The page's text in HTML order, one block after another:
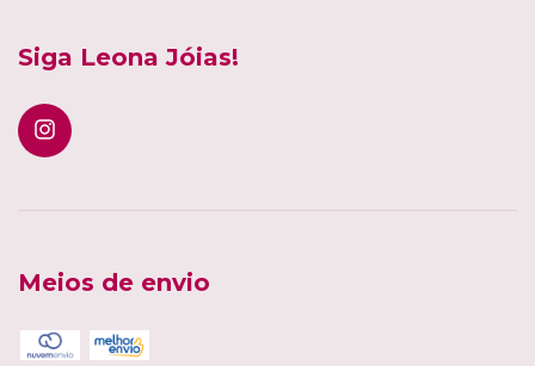
Siga Leona Jóias!
Meios de envio